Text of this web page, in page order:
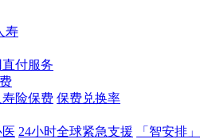
寿
付服务
险保费 保费兑换率
24小时全球紧急支援
「智安排」